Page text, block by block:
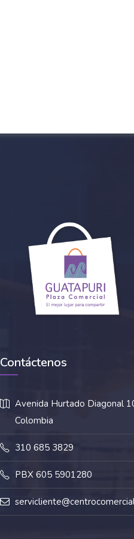
Contáctenos
Avenida Hurtado Diagonal
Colombia
310 685 3829
PBX 605 5901280